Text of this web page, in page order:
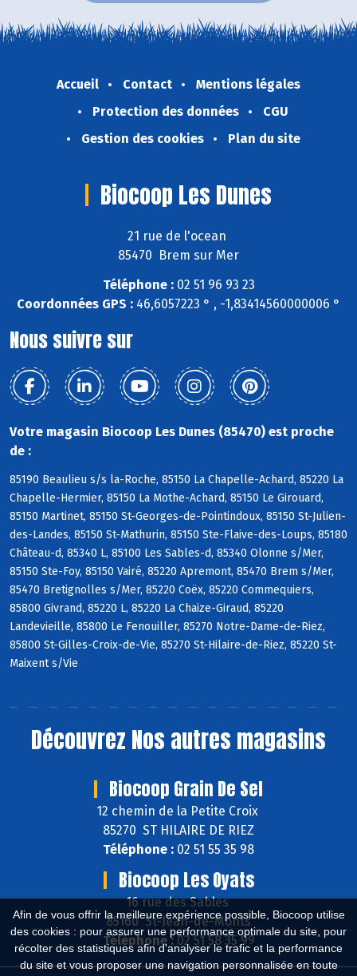
Afin de vous offrir la meilleure expérience possible, Biocoop utilise
des cookies : pour assurer une performance optimale du site, pour
récolter des statistiques afin d'analyser le trafic et la performance
du site et vous proposer une navigation personnalisée en toute
Accueil Contact
Mentions légales
Protection des données
CGU
Gestion des cookies
Plan du site
Biocoop Les Dunes
21 rue de l'ocean
85470 Brem sur Mer
Téléphone :02 51 96 93 23
Coordonnées GPS : 46,6057223 ° , -1,83414560000006 °
Nous suivre sur
Votre magasin Biocoop Les Dunes (85470) est proche
de :
85190 Beaulieu s/s la-Roche, 85150 La Chapelle-Achard, 85220 La
Chapelle-Hermier, 85150 La Mothe-Achard, 85150 Le Girouard,
85150 Martinet, 85150 St-Georges-de-Pointindoux, 85150 St-Julien-
des-Landes, 85150 St-Mathurin, 85150 Ste-Flaive-des-Loups, 85180
Château-d, 85340 L, 85100 Les Sables-d, 85340 Olonne s/Mer,
85150 Ste-Foy, 85150 Vairé, 85220 Apremont, 85470 Brem s/Mer,
85470 Bretignolles s/Mer, 85220 Coëx, 85220 Commequiers,
85800 Givrand, 85220 L, 85220 La Chaize-Giraud, 85220
Landevieille, 85800 Le Fenouiller, 85270 Notre-Dame-de-Riez,
85800 St-Gilles-Croix-de-Vie, 85270 St-Hilaire-de-Riez, 85220 St-
Maixent s/Vie
Découvrez Nos autres magasins
Biocoop Grain De Sel
12 chemin de la Petite Croix
85270 ST HILAIRE DE RIEZ
Téléphone : 02 51 55 35 98
Biocoop Les Oyats
16 rue des Sables
85160 St-Jean-de-Monts
Téléphone :02 51 58 35 99